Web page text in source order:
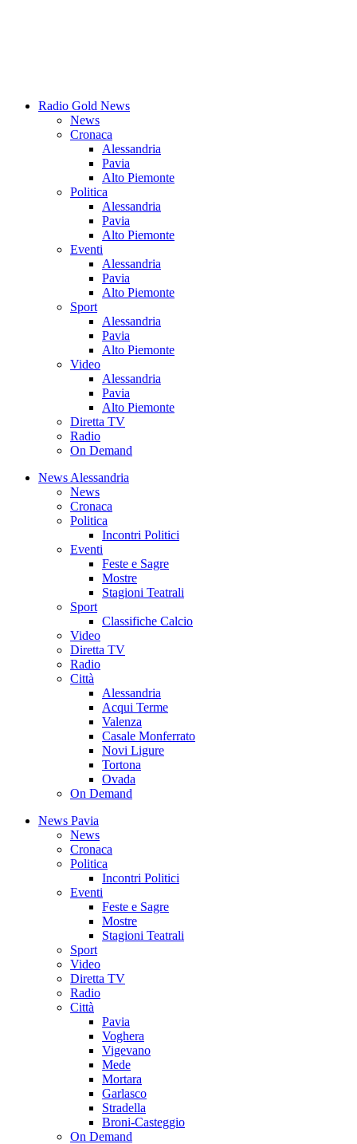
Radio Gold News
News
Cronaca
Alessandria
Pavia
Alto Piemonte
Politica
Alessandria
Pavia
Alto Piemonte
Eventi
Alessandria
Pavia
Alto Piemonte
Sport
Alessandria
Pavia
Alto Piemonte
Video
Alessandria
Pavia
Alto Piemonte
Diretta TV
Radio
On Demand
News Alessandria
News
Cronaca
Politica
Incontri Politici
Eventi
Feste e Sagre
Mostre
Stagioni Teatrali
Sport
Classifiche Calcio
Video
Diretta TV
Radio
Città
Alessandria
Acqui Terme
Valenza
Casale Monferrato
Novi Ligure
Tortona
Ovada
On Demand
News Pavia
News
Cronaca
Politica
Incontri Politici
Eventi
Feste e Sagre
Mostre
Stagioni Teatrali
Sport
Video
Diretta TV
Radio
Città
Pavia
Voghera
Vigevano
Mede
Mortara
Garlasco
Stradella
Broni-Casteggio
On Demand